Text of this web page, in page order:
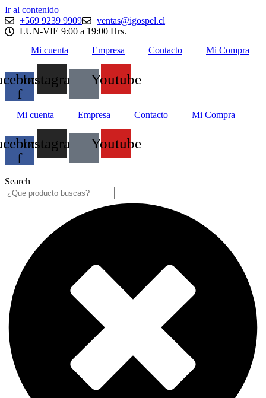
Ir al contenido
+569 9239 9909
ventas@igospel.cl
LUN-VIE 9:00 a 19:00 Hrs.
Mi cuenta
Empresa Contacto Mi Compra
f
Instagram Youtube
Mi cuenta Empresa Contacto Mi Compra
f
Instagram Youtube
Search